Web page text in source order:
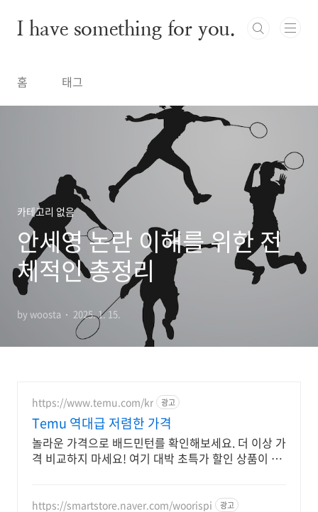
I have something for you.
홈 태그
카테고리 없음
안세영 논란 이해를 위한 전
체적인 총정리
by woosta 2025. 1. 15.
https://www.temu.com/kr 광고
Temu 역대급 저렴한 가격
놀라운 가격으로 배드민턴를 확인해보세요. 더 이상 가
격 비교하지 마세요! 여기 대박 초특가 할인 상품이 있
https://smartstore.naver.com/woorispi 광고